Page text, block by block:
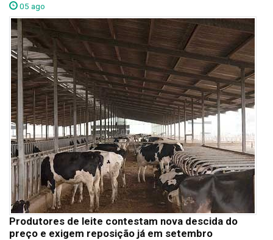
05 ago
Produtores de leite contestam nova descida do
preço e exigem reposição já em setembro